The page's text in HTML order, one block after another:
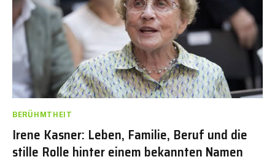
BERÜHMTHEIT
Irene Kasner: Leben, Familie, Beruf und die
stille Rolle hinter einem bekannten Namen